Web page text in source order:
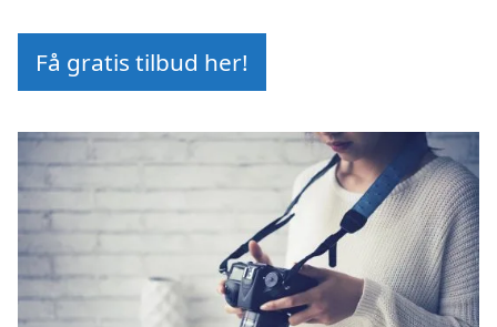
Få gratis tilbud her!